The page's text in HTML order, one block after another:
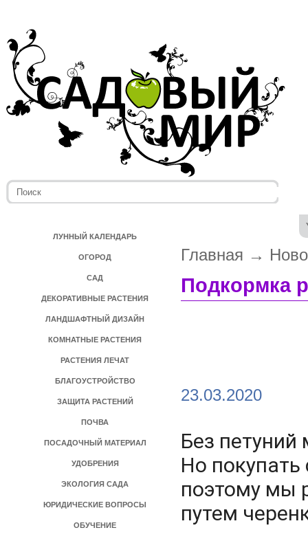
ЛУННЫЙ КАЛЕНДАРЬ
ОГОРОД
САД
ДЕКОРАТИВНЫЕ РАСТЕНИЯ
ЛАНДШАФТНЫЙ ДИЗАЙН
КОМНАТНЫЕ РАСТЕНИЯ
РАСТЕНИЯ ЛЕЧАТ
БЛАГОУСТРОЙСТВО
ЗАЩИТА РАСТЕНИЙ
ПОЧВА
ПОСАДОЧНЫЙ МАТЕРИАЛ
УДОБРЕНИЯ
ЭКОЛОГИЯ САДА
ЮРИДИЧЕСКИЕ ВОПРОСЫ
ОБУЧЕНИЕ
Главная →
Подкормка
>
23.03.2020
Без
Но
поэтому мы
путем